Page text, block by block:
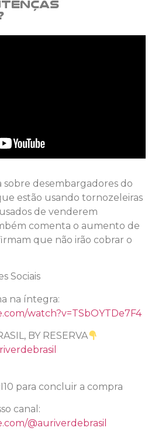
sobre desembargadores do
estão usando tornozeleiras
de venderem
comenta o aumento de
que não irão cobrar o
Sociais
na íntegra:
watch?v=TSbOYTDe7F4
BY RESERVA
para concluir a compra
canal:
@auriverdebrasil